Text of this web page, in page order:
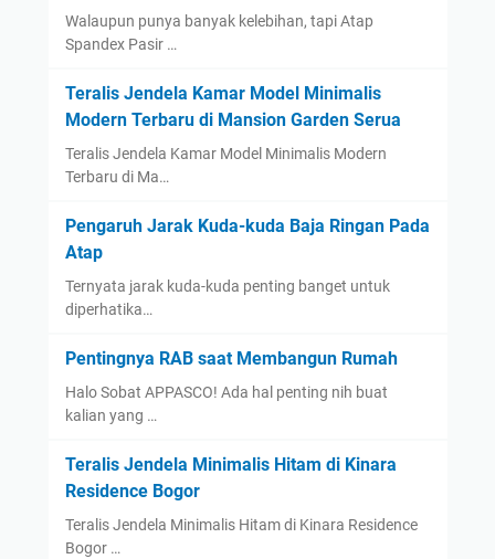
Walaupun punya banyak kelebihan, tapi Atap
Spandex Pasir …
Teralis Jendela Kamar Model Minimalis
Modern Terbaru di Mansion Garden Serua
Teralis Jendela Kamar Model Minimalis Modern
Terbaru di Ma…
Pengaruh Jarak Kuda-kuda Baja Ringan Pada
Atap
Ternyata jarak kuda-kuda penting banget untuk
diperhatika…
Pentingnya RAB saat Membangun Rumah
Halo Sobat APPASCO! Ada hal penting nih buat
kalian yang …
Teralis Jendela Minimalis Hitam di Kinara
Residence Bogor
Teralis Jendela Minimalis Hitam di Kinara Residence
Bogor …